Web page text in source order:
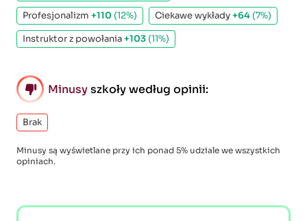
Profesjonalizm +110 (12%) Ciekawe wykłady+64 (7%)
Instruktor z powołania+103 (11%)
Minusyszkoły według opinii:
Brak
Minusy są wyświetlane przy ich ponad 5% udziale we wszystkich
opiniach.